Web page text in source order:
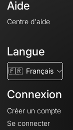
Aide
Centre d'aide
Langue
🇫🇷 Français
Connexion
Créer un compte
Se connecter